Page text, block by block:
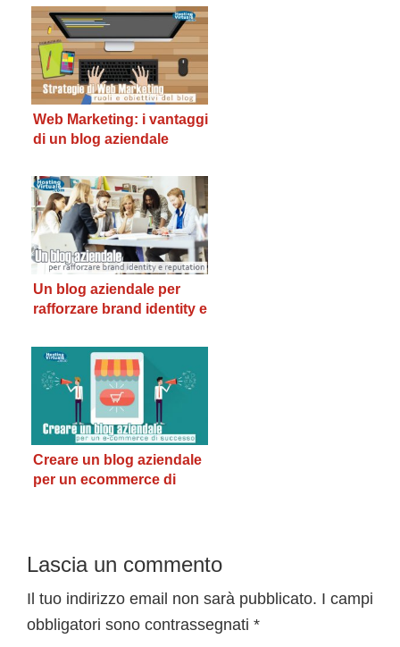
Web Marketing: i vantaggi
di un blog aziendale
Un blog aziendale per
rafforzare brand identity e
Creare un blog aziendale
per un ecommerce di
Interazioni
del
lettore
Lascia un commento
Il tuo indirizzo email non sarà pubblicato. I campi
obbligatori sono contrassegnati *